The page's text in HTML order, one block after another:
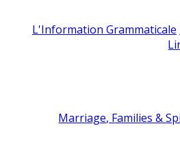
L'Information Grammaticale
Marriage, Families &